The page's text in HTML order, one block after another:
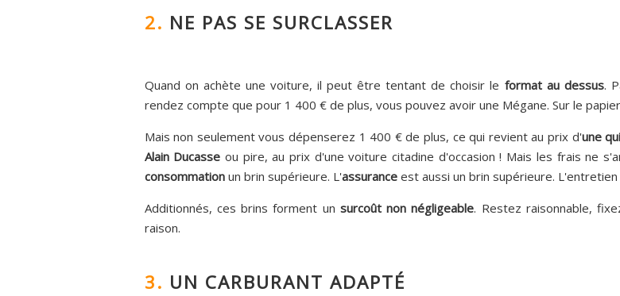
2. NE PAS SE SURCLASSER
Quand on achète une voiture, il peut être tentant de choisir le format au dessus.
rendez compte que pour 1 400 € de plus, vous pouvez avoir une Mégane. Sur le
Mais non seulement vous dépenserez 1 400 € de plus, ce qui revient au prix d'une
Alain Ducasse ou pire, au prix d'une voiture citadine d'occasion ! Mais les frais ne
consommationun brin supérieure. L'assuranceest aussi un brin supérieure.
Additionnés, ces brins forment un surcoût non négligeable. Restez raisonnable,
raison.
3. UN CARBURANT ADAPTÉ